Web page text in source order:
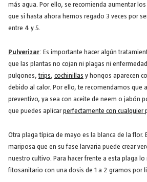
más agua. Por ello, se recomienda aumentar
que si hasta ahora hemos regado 3 veces por
entre 4 y 5.
Pulverizar: Es importante hacer algún
que las plantas no cojan ni plagas ni
pulgones,trips, cochinillas y hongos aparecen
debido al calor. Por ello, te recomendamos que
preventivo, ya sea con aceite de neem o jabón
que puedes aplicar perfectamente con cualquier
Otra plaga típica de mayo es la blanca de la flor.
mariposa que en su fase larvaria puede crear
nuestro cultivo. Para hacer frente a esta plaga lo
fitosanitario con una dosis de 1 a 2 gramos por